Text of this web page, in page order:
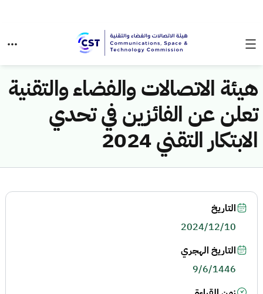
هيئة الاتصالات والفضاء والتقنية
تعلن عن الفائزين في تحدي
الابتكار التقني 2024
التاريخ
2024/12/10
التاريخ الهجري
9/6/1446